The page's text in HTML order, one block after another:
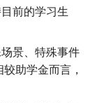
前的学习生
景、特殊事件
助学金而言，